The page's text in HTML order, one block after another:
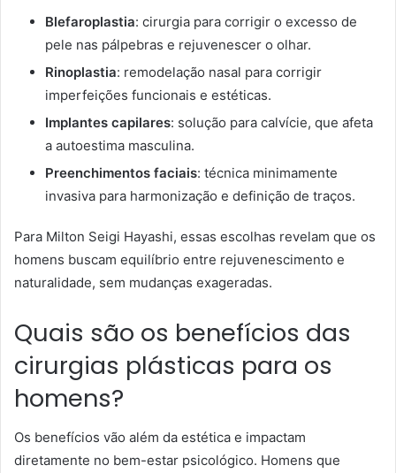
Blefaroplastia: cirurgia para corrigir o excesso de
pele nas pálpebras e rejuvenescer o olhar.
Rinoplastia: remodelação nasal para corrigir
imperfeições funcionais e estéticas.
Implantes capilares: solução para calvície, que afeta
a autoestima masculina.
Preenchimentos faciais: técnica minimamente
invasiva para harmonização e definição de traços.
Para Milton Seigi Hayashi, essas escolhas revelam que os
homens buscam equilíbrio entre rejuvenescimento e
naturalidade, sem mudanças exageradas.
Quais são os benefícios das
cirurgias plásticas para os
homens?
Os benefícios vão além da estética e impactam
diretamente no bem-estar psicológico. Homens que